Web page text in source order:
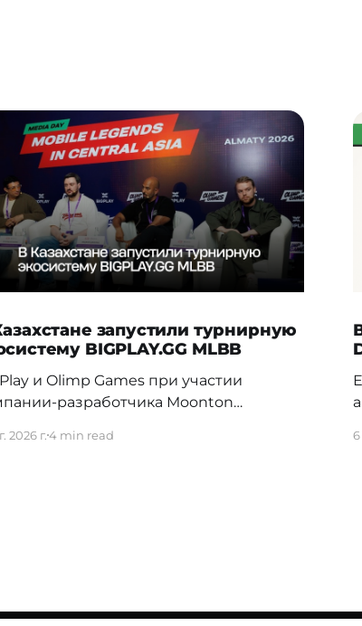
запустили турнирную
BIGPLAY.GG MLBB
и Olimp Games при участии
разработчика Moonton
BIGPLAY.GG MLBB. Проект
2026 г.4 min read 6